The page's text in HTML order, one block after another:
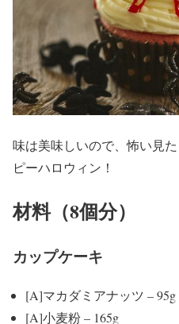
味は美味しいので、怖い見
ピーハロウィン！
材料（8個分）
カップケーキ
[A]マカダミアナッツ – 95g
[A]小麦粉 – 165g